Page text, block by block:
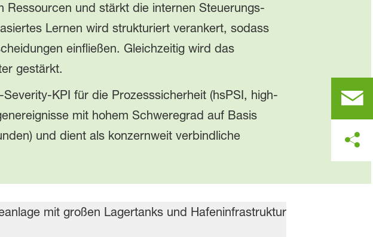
und stärkt die internen Steuerungs‑
Lernen wird strukturiert verankert, sodass
einfließen. Gleichzeitig wird das
gestärkt.
für die Prozesssicherheit (hsPSI, high-
mit hohem Schweregrad auf Basis
und dient als konzernweit verbindliche